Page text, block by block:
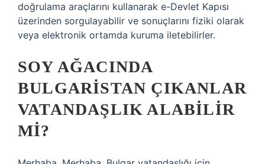
doğrulama araçlarını kullanarak e-Devlet Kapısı
üzerinden sorgulayabilir ve sonuçlarını fiziki olarak
veya elektronik ortamda kuruma iletebilirler.
SOY AĞACINDA
BULGARISTAN ÇIKANLAR
VATANDAŞLIK ALABILIR
MI?